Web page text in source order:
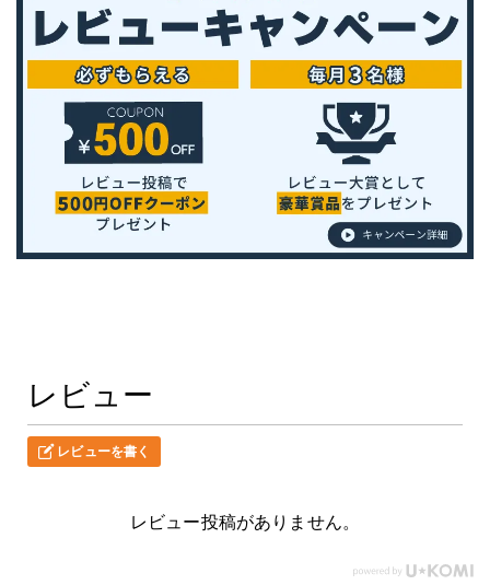
レビュー
レビューを書く
レビュー投稿がありません。